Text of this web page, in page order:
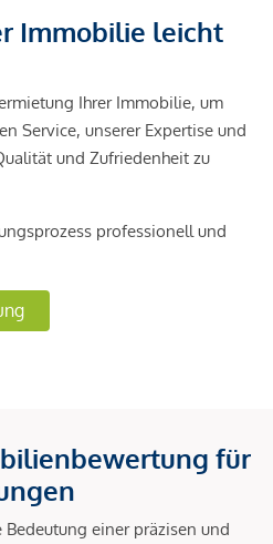
Immobilie leicht
Ihrer Immobilie, um
Service, unserer Expertise und
und Zufriedenheit zu
professionell und
für
einer präzisen und